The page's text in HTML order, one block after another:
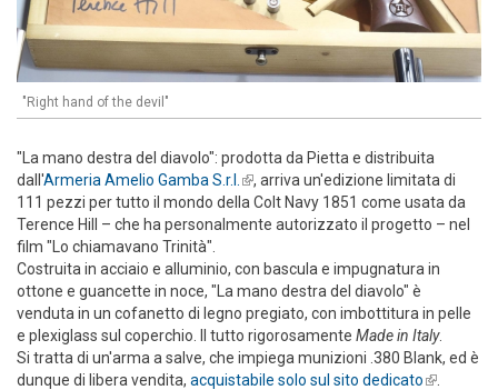
"Right hand of the devil"
"La mano destra del diavolo": prodotta da Pietta e distribuita
dall'Armeria Amelio Gamba S.r.l. (link is external)
, arriva un'edizione limitata di
111 pezzi per tutto il mondo della Colt Navy 1851 come usata da
Terence Hill – che ha personalmente autorizzato il progetto – nel
film "Lo chiamavano Trinità".
Costruita in acciaio e alluminio, con bascula e impugnatura in
ottone e guancette in noce, "La mano destra del diavolo" è
venduta in un cofanetto di legno pregiato, con imbottitura in pelle
e plexiglass sul coperchio. Il tutto rigorosamente Made in Italy.
Si tratta di un'arma a salve, che impiega munizioni .380 Blank, ed è
dunque di libera vendita, acquistabile solo sul sito dedicato(link is